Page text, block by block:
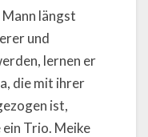
längst
und
lernen er
die mit ihrer
ist,
ein Trio. Meike